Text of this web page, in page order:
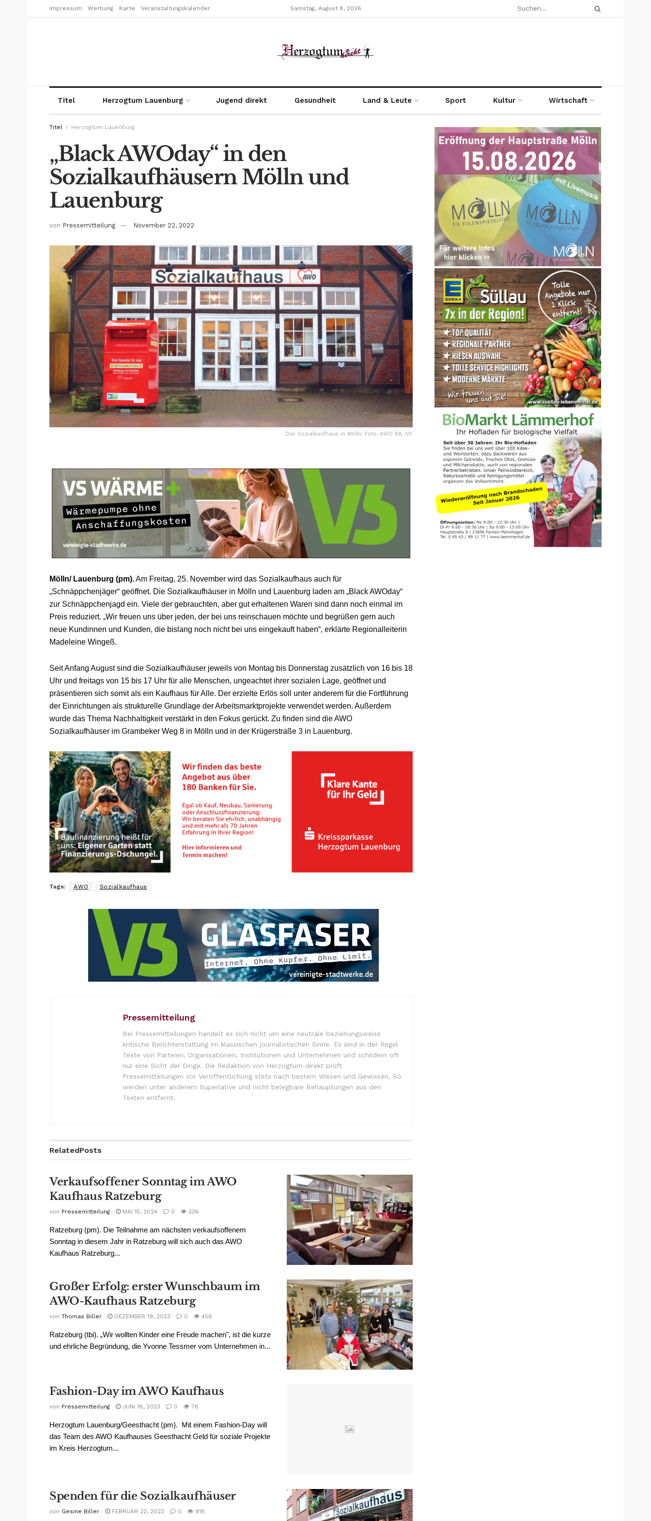
Impressum Werbung Karte Veranstaltungskalender Samstag, August 8, 2026
Titel Herzogtum Lauenburg Jugend direkt Gesundheit Land & Leute Sport Kultur Wirtschaft
Titel Herzogtum Lauenburg
„Black AWOday“ in den
Sozialkaufhäusern Mölln und
Lauenburg
von Pressemitteilung November 22, 2022
Das Sozialkaufhaus in Mölln. Foto: AWO BA, hfr
Mölln/ Lauenburg (pm).Am Freitag, 25. November wird das Sozialkaufhaus auch für
„Schnäppchenjäger“ geöffnet. Die Sozialkaufhäuser in Mölln und Lauenburg laden am „Black AWOday“
zur Schnäppchenjagd ein. Viele der gebrauchten, aber gut erhaltenen Waren sind dann noch einmal im
Preis reduziert. „Wir freuen uns über jeden, der bei uns reinschauen möchte und begrüßen gern auch
neue Kundinnen und Kunden, die bislang noch nicht bei uns eingekauft haben“, erklärte Regionalleiterin
Madeleine Wingeß.
Seit Anfang August sind die Sozialkaufhäuser jeweils von Montag bis Donnerstag zusätzlich von 16 bis 18
Uhr und freitags von 15 bis 17 Uhr für alle Menschen, ungeachtet ihrer sozialen Lage, geöffnet und
präsentieren sich somit als ein Kaufhaus für Alle. Der erzielte Erlös soll unter anderem für die Fortführung
der Einrichtungen als strukturelle Grundlage der Arbeitsmarktprojekte verwendet werden. Außerdem
wurde das Thema Nachhaltigkeit verstärkt in den Fokus gerückt. Zu finden sind die AWO
Sozialkaufhäuser im Grambeker Weg 8 in Mölln und in der Krügerstraße 3 in Lauenburg.
Tags: AWO Sozialkaufhaus
Pressemitteilung
Bei Pressemitteilungen handelt es sich nicht um eine neutrale beziehungsweise
kritische Berichterstattung im klassischen journalistischen Sinne. Es sind in der Regel
Texte von Parteien, Organisationen, Institutionen und Unternehmen und schildern oft
nur eine Sicht der Dinge. Die Redaktion von Herzogtum direkt prüft
Pressemitteilungen vor Veröffentlichung stets nach bestem Wissen und Gewissen. So
werden unter anderem Superlative und nicht belegbare Behauptungen aus den
Texten entfernt.
RelatedPosts
Verkaufsoffener Sonntag im AWO
Kaufhaus Ratzeburg
von Pressemitteilung MAI 15, 2024 0 236
Ratzeburg (pm). Die Teilnahme am nächsten verkaufsoffenem
Sonntag in diesem Jahr in Ratzeburg will sich auch das AWO
Kaufhaus Ratzeburg...
Großer Erfolg: erster Wunschbaum im
AWO-Kaufhaus Ratzeburg
von Thomas Biller DEZEMBER 19, 2023 0 456
Ratzeburg (tbi). „Wir wollten Kinder eine Freude machen", ist die kurze
und ehrliche Begründung, die Yvonne Tessmer vom Unternehmen in...
Fashion-Day im AWO Kaufhaus
von Pressemitteilung JUNI 18, 2023 0 78
Herzogtum Lauenburg/Geesthacht (pm). Mit einem Fashion-Day will
das Team des AWO Kaufhauses Geesthacht Geld für soziale Projekte
im Kreis Herzogtum...
Spenden für die Sozialkaufhäuser
von Gesine Biller FEBRUAR 22, 2023 0 918